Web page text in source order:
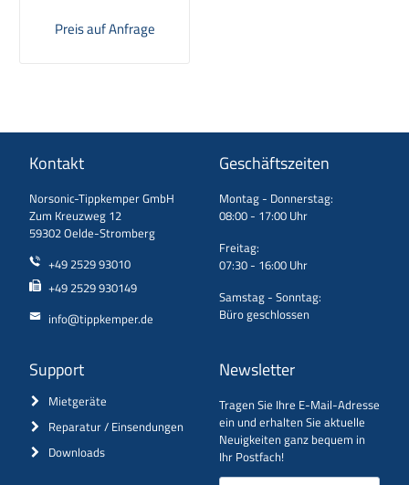
Preis auf Anfrage
Kontakt
Norsonic-Tippkemper GmbH
Zum Kreuzweg 12
59302 Oelde-Stromberg
+49 2529 93010
+49 2529 930149
info@tippkemper.de
Geschäftszeiten
Montag - Donnerstag:
08:00 - 17:00 Uhr
Freitag:
07:30 - 16:00 Uhr
Samstag - Sonntag:
Büro geschlossen
Support
Mietgeräte
Reparatur / Einsendungen
Downloads
Newsletter
Tragen Sie Ihre E-Mail-Adresse
ein und erhalten Sie aktuelle
Neuigkeiten ganz bequem in
Ihr Postfach!